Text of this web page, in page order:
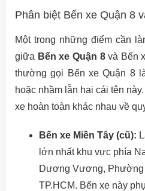
Phân biệt Bến xe Quận 8
Một trong những điểm cần
giữa Bến xe Quận 8và Bến
thường gọi Bến xe Quận 8
hoặc nhầm lẫn hai cái tên
xe hoàn toàn khác nhau về
Bến xe Miền Tây (cũ):
lớn nhất khu vực phía
Dương Vương, Phường
TP.HCM. Bến xe này